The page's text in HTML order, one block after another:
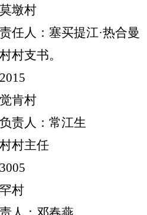
墩村
任人：塞买提江·热合曼
村支书。
肯村
责人：常江生
村主任
村